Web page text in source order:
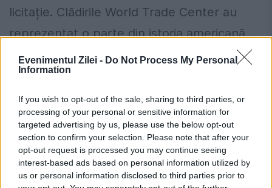
Evenimentul Zilei - Do Not Process My Personal
Information
If you wish to opt-out of the sale, sharing to third parties, or
processing of your personal or sensitive information for
targeted advertising by us, please use the below opt-out
section to confirm your selection. Please note that after your
opt-out request is processed you may continue seeing
interest-based ads based on personal information utilized by
us or personal information disclosed to third parties prior to
licitație. Clădirile World Trade Center au
reprezentat o parte din istoria americană...